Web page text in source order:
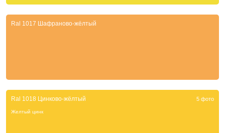
Ral 1017 Шафраново-жёлтый
Ral 1018 Цинково-жёлтый 5 фото
Желтый цинк